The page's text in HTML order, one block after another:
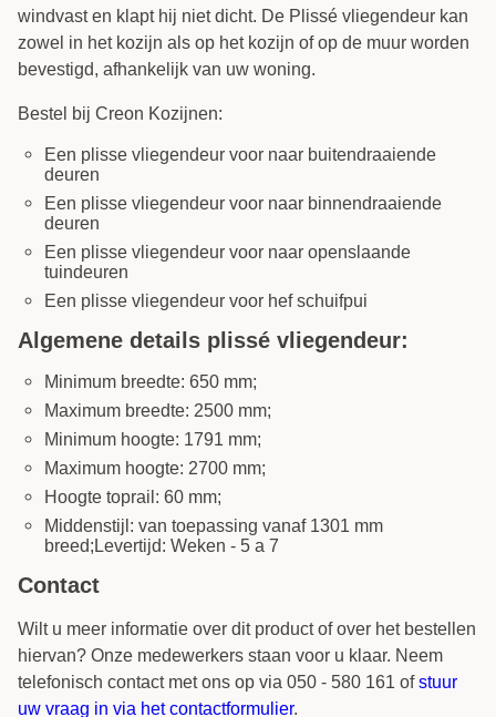
windvast en klapt hij niet dicht. De Plissé vliegendeur kan
zowel in het kozijn als op het kozijn of op de muur worden
bevestigd, afhankelijk van uw woning.
Bestel bij Creon Kozijnen:
Een plisse vliegendeur voor naar buitendraaiende
deuren
Een plisse vliegendeur voor naar binnendraaiende
deuren
Een plisse vliegendeur voor naar openslaande
tuindeuren
Een plisse vliegendeur voor hef schuifpui
Algemene details plissé vliegendeur:
Minimum breedte: 650 mm;
Maximum breedte: 2500 mm;
Minimum hoogte: 1791 mm;
Maximum hoogte: 2700 mm;
Hoogte toprail: 60 mm;
Middenstijl: van toepassing vanaf 1301 mm
breed;Levertijd: Weken - 5 a 7
Contact
Wilt u meer informatie over dit product of over het bestellen
hiervan? Onze medewerkers staan voor u klaar. Neem
telefonisch contact met ons op via 050 - 580 161 ofstuur
uw vraag in via het contactformulier.